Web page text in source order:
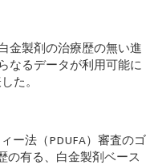
金製剤の治療歴の無い進
なるデータが利用可能に
た。
ー法（PDUFA）審査のゴ
の有る、白金製剤ベース